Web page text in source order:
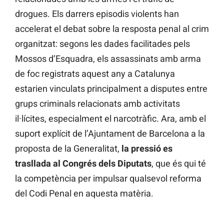
drogues. Els darrers episodis violents han
accelerat el debat sobre la resposta penal al crim
organitzat: segons les dades facilitades pels
Mossos d’Esquadra, els assassinats amb arma
de foc registrats aquest any a Catalunya
estarien vinculats principalment a disputes entre
grups criminals relacionats amb activitats
il·lícites, especialment el narcotràfic. Ara, amb el
suport explícit de l’Ajuntament de Barcelona a la
proposta de la Generalitat, la pressió es
trasllada al Congrés dels Diputats, que és qui té
la competència per impulsar qualsevol reforma
del Codi Penal en aquesta matèria.